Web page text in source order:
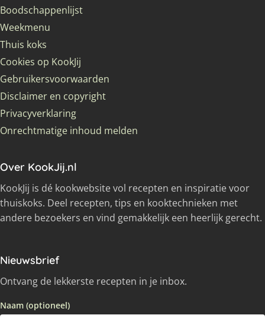
Boodschappenlijst
Weekmenu
Thuis koks
Cookies op KookJij
Gebruikersvoorwaarden
Disclaimer en copyright
Privacyverklaring
Onrechtmatige inhoud melden
Over KookJij.nl
KookJij is dé kookwebsite vol recepten en inspiratie voor
thuiskoks. Deel recepten, tips en kooktechnieken met
andere bezoekers en vind gemakkelijk een heerlijk gerecht.
Nieuwsbrief
Ontvang de lekkerste recepten in je inbox.
Naam (optioneel)